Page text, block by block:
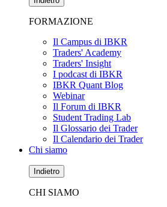
FORMAZIONE
Il Campus di IBKR
Traders' Academy
Traders' Insight
I podcast di IBKR
IBKR Quant Blog
Webinar
Il Forum di IBKR
Student Trading Lab
Il Glossario dei Trader
Il Calendario dei Trader
Chi siamo
Indietro
CHI SIAMO